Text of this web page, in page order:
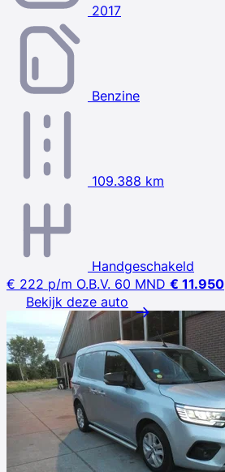
2017
Benzine
109.388 km
Handgeschakeld
€ 222 p/m O.B.V. 60 MND € 11.950
Bekijk deze auto